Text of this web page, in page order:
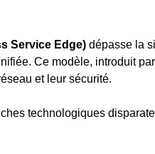
Service Edge) dépasse la
Ce modèle, introduit
et leur sécurité.
technologiques